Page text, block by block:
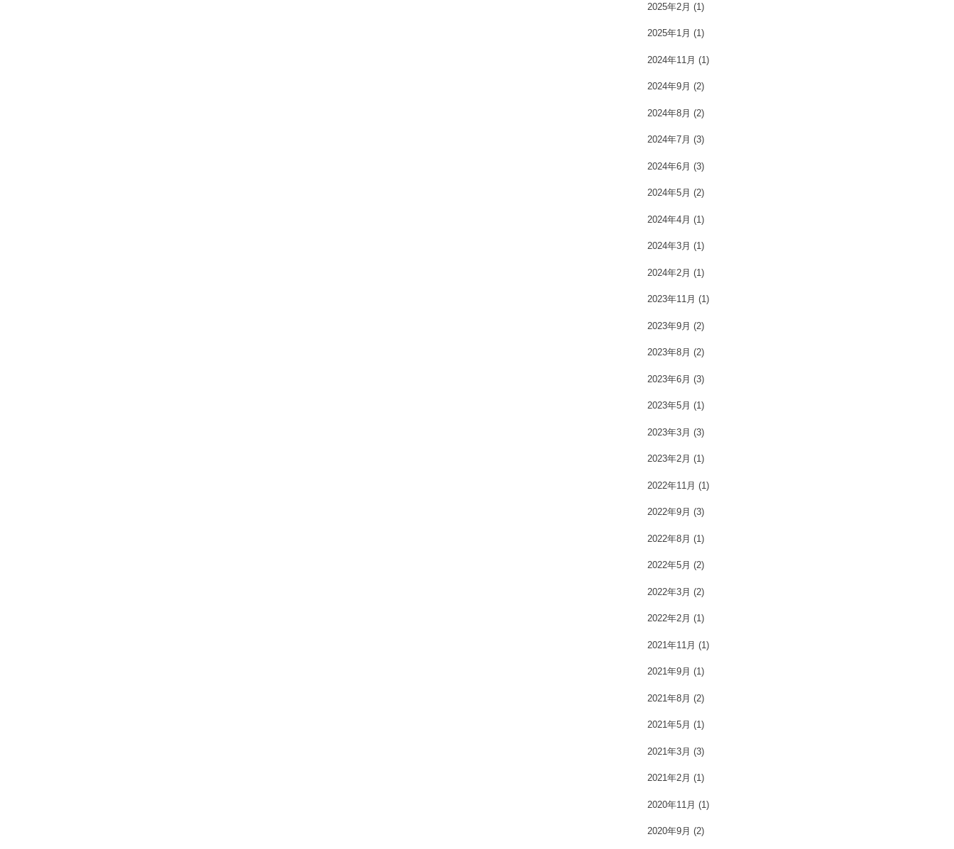
2025年2月 (1)
2025年1月 (1)
2024年11月 (1)
2024年9月 (2)
2024年8月 (2)
2024年7月 (3)
2024年6月 (3)
2024年5月 (2)
2024年4月 (1)
2024年3月 (1)
2024年2月 (1)
2023年11月 (1)
2023年9月 (2)
2023年8月 (2)
2023年6月 (3)
2023年5月 (1)
2023年3月 (3)
2023年2月 (1)
2022年11月 (1)
2022年9月 (3)
2022年8月 (1)
2022年5月 (2)
2022年3月 (2)
2022年2月 (1)
2021年11月 (1)
2021年9月 (1)
2021年8月 (2)
2021年5月 (1)
2021年3月 (3)
2021年2月 (1)
2020年11月 (1)
2020年9月 (2)